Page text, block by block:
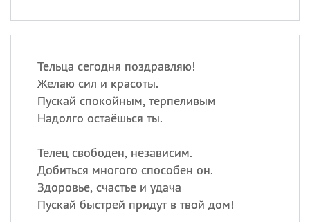
Тельца сегодня поздравляю!
Желаю сил и красоты.
Пускай спокойным, терпеливым
Надолго остаёшься ты.
Телец свободен, независим.
Добиться многого способен он.
Здоровье, счастье и удача
Пускай быстрей придут в твой дом!